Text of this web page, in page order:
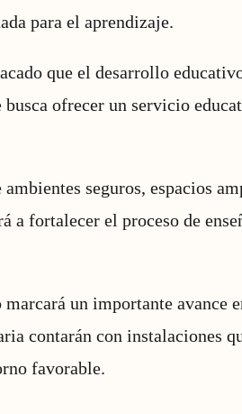
para el aprendizaje.
que el desarrollo
ofrecer un servicio
seguros, espacios
a fortalecer el proceso de
un importante avance
contarán con instalaciones
favorable.